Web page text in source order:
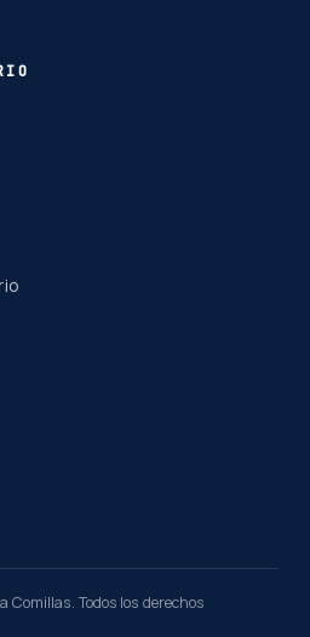
Todos los derechos